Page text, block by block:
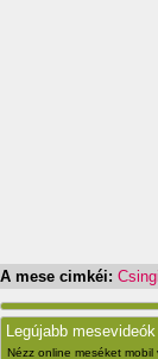
A mese cimkéi:
Legújabb mesevideók
Nézz online meséket mobil